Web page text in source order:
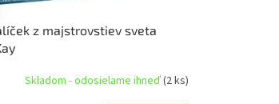
z majstrovstiev sveta
Skladom - odosielame ihneď(2 ks)